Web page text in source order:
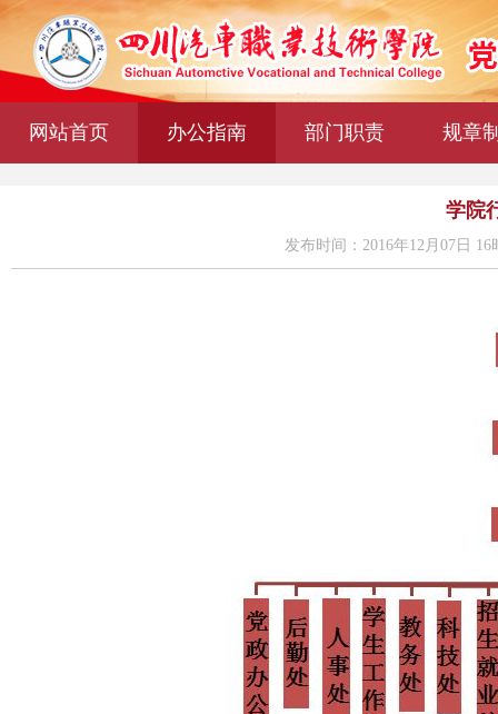
网站首页 办公指南 部门职责 规章
学院
发布时间：2016年12月07日 16